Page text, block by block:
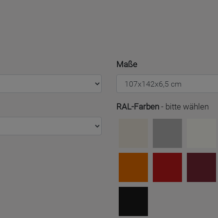
Maße
RAL-Farben - bitte wählen